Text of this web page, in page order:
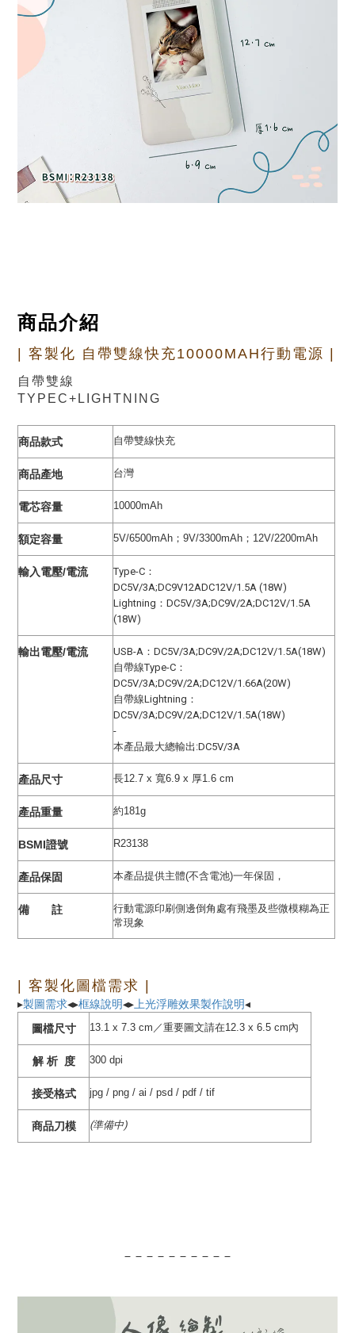
商品介紹
| 客製化 自帶雙線快充10000MAH行動電源 |
自帶雙線
TYPEC+LIGHTNING
商品款式 自帶雙線快充
商品產地 台灣
電芯容量 10000mAh
額定容量 5V/6500mAh；9V/3300mAh；12V/2200mAh
輸入電壓/電流
Type-C：
DC5V/3A;DC9V12ADC12V/1.5A (18W)
Lightning ： DC5V/3A;DC9V/2A;DC12V/1.5A
(18W)
輸出電壓/電流
USB-A：DC5V/3A;DC9V/2A;DC12V/1.5A(18W)
自帶線Type-C ：
DC5V/3A;DC9V/2A;DC12V/1.66A(20W)
自帶線Lightning：
DC5V/3A;DC9V/2A;DC12V/1.5A(18W)
-
本產品最大總輸出:DC5V/3A
產品尺寸 長12.7 x 寬6.9 x 厚1.6 cm
產品重量 約181g
BSMI證號 R23138
產品保固 本產品提供主體(不含電池)一年保固，
備 註
行動電源印刷側邊倒角處有飛墨及些微模糊為正
常現象
| 客製化圖檔需求 |
▸製圖需求◂▸框線說明◂▸ 上光浮雕效果製作說明◂
圖檔尺寸
13.1 x 7.3 cm／重要圖文請在12.3 x 6.5 cm內
解 析 度 300 dpi
接受格式 jpg / png / ai / psd / pdf / tif
商品刀模 (準備中)
‒ ‒ ‒ ‒ ‒ ‒ ‒ ‒ ‒ ‒